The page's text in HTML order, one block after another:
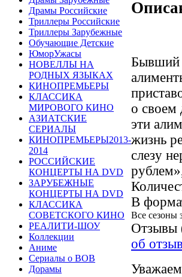
Драмы Российские
Триллеры Российские
Триллеры Зарубежные
Обучающие Детские
ЮморУжасы
НОВЕЛЛЫ НА
РОДНЫХ ЯЗЫКАХ
КИНОПРЕМЬЕРЫ
КЛАССИКА
МИРОВОГО КИНО
АЗИАТСКИЕ
СЕРИАЛЫ
КИНОПРЕМЬЕРЫ2013-
2014
РОССИЙСКИЕ
КОНЦЕРТЫ НА DVD
ЗАРУБЕЖНЫЕ
КОНЦЕРТЫ НА DVD
КЛАССИКА
СОВЕТСКОГО КИНО
РЕАЛИТИ-ШОУ
Коллекции
Аниме
Сериалы о ВОВ
Дорамы
Бывший
о своем
эти
жизнь
слезу
В
Все сезоны
Отзывы
об